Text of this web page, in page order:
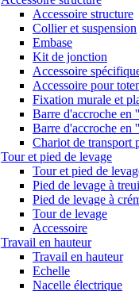
Accessoire structure
Collier et suspension
Embase
Kit de jonction
Accessoire
Accessoire pour
Fixation murale et
Barre d'accroche en
Barre d'accroche en
Chariot de transport
Tour et pied de levage
Tour et pied de
Pied de levage à
Pied de levage à
Tour de levage
Accessoire
Travail en hauteur
Travail en hauteur
Echelle
Nacelle électrique